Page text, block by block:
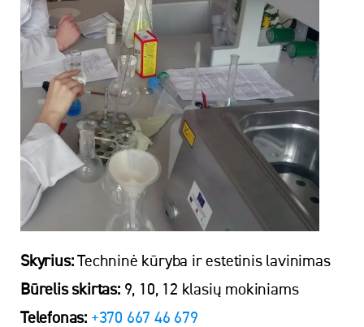
Skyrius:Techninė kūryba ir estetinis lavinimas
Būrelis skirtas:9, 10, 12 klasių mokiniams
Telefonas: +370 667 46 679